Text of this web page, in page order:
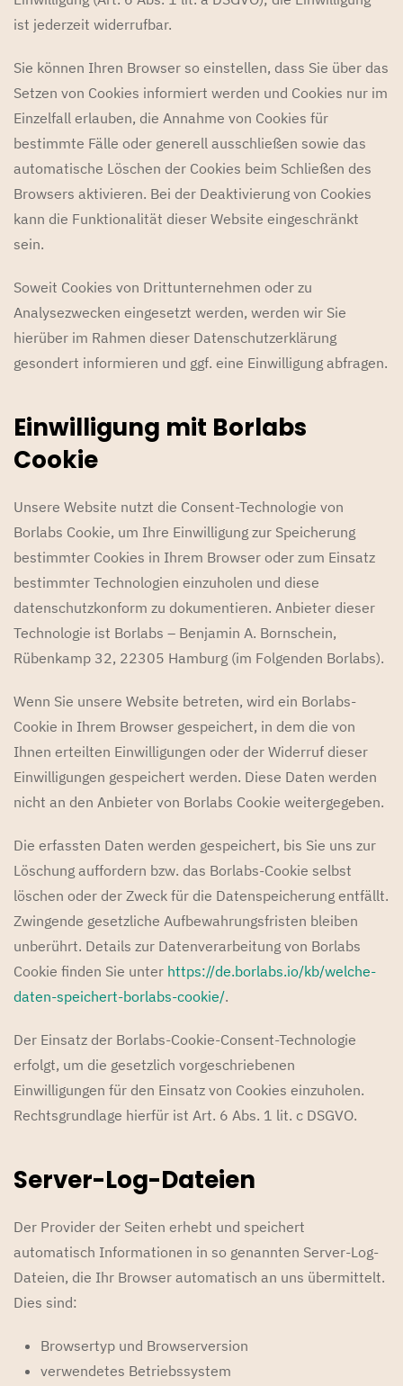
ist jederzeit widerrufbar.
Sie können Ihren Browser so einstellen, dass Sie über das
Setzen von Cookies informiert werden und Cookies nur im
Einzelfall erlauben, die Annahme von Cookies für
bestimmte Fälle oder generell ausschließen sowie das
automatische Löschen der Cookies beim Schließen des
Browsers aktivieren. Bei der Deaktivierung von Cookies
kann die Funktionalität dieser Website eingeschränkt
sein.
Soweit Cookies von Drittunternehmen oder zu
Analysezwecken eingesetzt werden, werden wir Sie
hierüber im Rahmen dieser Datenschutzerklärung
gesondert informieren und ggf. eine Einwilligung abfragen.
Einwilligung mit Borlabs
Cookie
Unsere Website nutzt die Consent-Technologie von
Borlabs Cookie, um Ihre Einwilligung zur Speicherung
bestimmter Cookies in Ihrem Browser oder zum Einsatz
bestimmter Technologien einzuholen und diese
datenschutzkonform zu dokumentieren. Anbieter dieser
Technologie ist Borlabs – Benjamin A. Bornschein,
Rübenkamp 32, 22305 Hamburg (im Folgenden Borlabs).
Wenn Sie unsere Website betreten, wird ein Borlabs-
Cookie in Ihrem Browser gespeichert, in dem die von
Ihnen erteilten Einwilligungen oder der Widerruf dieser
Einwilligungen gespeichert werden. Diese Daten werden
nicht an den Anbieter von Borlabs Cookie weitergegeben.
Die erfassten Daten werden gespeichert, bis Sie uns zur
Löschung auffordern bzw. das Borlabs-Cookie selbst
löschen oder der Zweck für die Datenspeicherung entfällt.
Zwingende gesetzliche Aufbewahrungsfristen bleiben
unberührt. Details zur Datenverarbeitung von Borlabs
Cookie finden Sie unter https://de.borlabs.io/kb/welche-
daten-speichert-borlabs-cookie/.
Der Einsatz der Borlabs-Cookie-Consent-Technologie
erfolgt, um die gesetzlich vorgeschriebenen
Einwilligungen für den Einsatz von Cookies einzuholen.
Rechtsgrundlage hierfür ist Art. 6 Abs. 1 lit. c DSGVO.
Server-Log-Dateien
Der Provider der Seiten erhebt und speichert
automatisch Informationen in so genannten Server-Log-
Dateien, die Ihr Browser automatisch an uns übermittelt.
Dies sind:
Browsertyp und Browserversion
verwendetes Betriebssystem